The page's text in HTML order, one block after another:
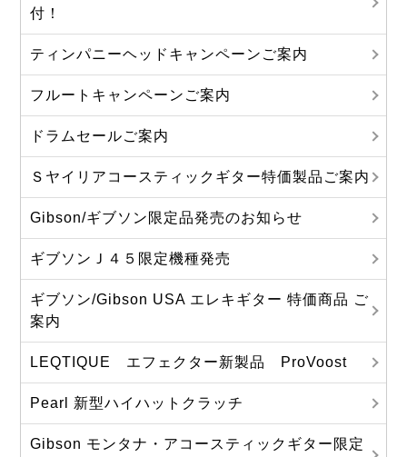
付！
ティンパニーヘッドキャンペーンご案内
フルートキャンペーンご案内
ドラムセールご案内
Ｓヤイリアコースティックギター特価製品ご案内
Gibson/ギブソン限定品発売のお知らせ
ギブソンＪ４５限定機種発売
ギブソン/Gibson USA エレキギター 特価商品 ご
案内
LEQTIQUE エフェクター新製品 ProVoost
Pearl 新型ハイハットクラッチ
Gibson モンタナ・アコースティックギター限定